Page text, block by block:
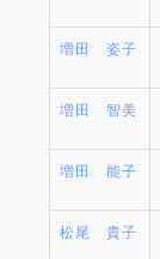
増田 姿子
増田 智美
増田 能子
松尾 貴子